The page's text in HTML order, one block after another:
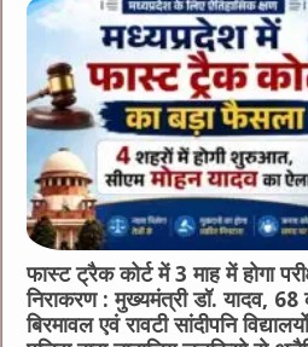
फास्ट ट्रैक कोर्ट में 3 माह में होगा
निराकरण : मुख्यमंत्री डॉ. यादव,
बिरमावल एवं रावटी सांदीपनि